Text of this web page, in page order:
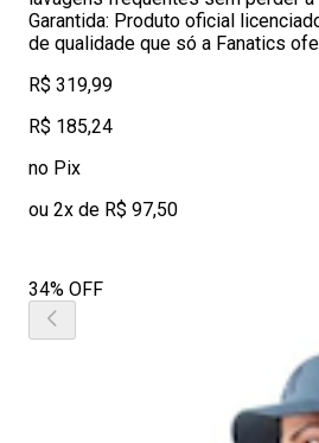
Garantida: Produto oficial
de qualidade que só a Fanatics
R$ 319,99
R$ 185,24
no Pix
ou 2x de R$ 97,50
34% OFF